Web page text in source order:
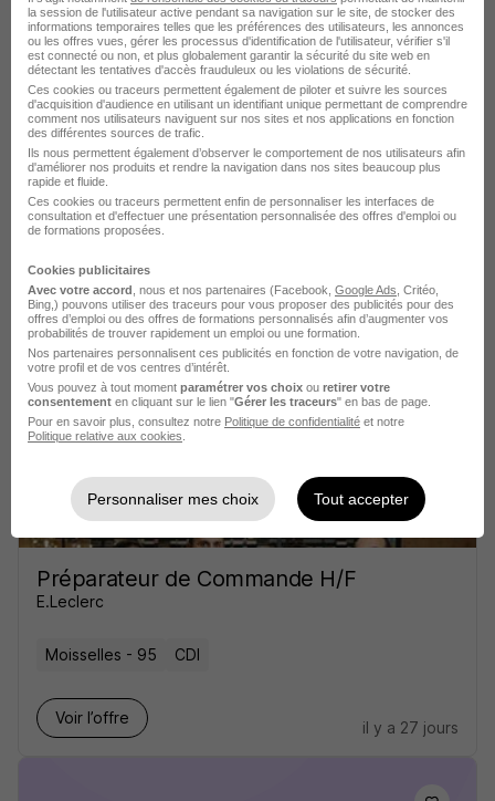
Brie-Comte-Robert - 77 CDI
Temps partiel
6 000 - 18 000 € / an
Voir l’offre
Nord est - Magasinier - Creil H/F
Saint Maclou
Saint-Maximin - 60 CDI 22 200 - 25 000 € / an
Voir l’offre
Préparateur de Commande H/F
E.Leclerc
Moisselles - 95 CDI
Voir l’offre
il y a 27 jours
la session de l'utilisateur active pendant sa navigation sur le site, de stocker des
informations temporaires telles que les préférences des utilisateurs, les annonces
ou les offres vues, gérer les processus d'identification de l'utilisateur, vérifier s'il
est connecté ou non, et plus globalement garantir la sécurité du site web en
détectant les tentatives d'accès frauduleux ou les violations de sécurité.
Ces cookies ou traceurs permettent également de piloter et suivre les sources
d'acquisition d'audience en utilisant un identifiant unique permettant de comprendre
comment nos utilisateurs naviguent sur nos sites et nos applications en fonction
des différentes sources de trafic.
Ils nous permettent également d’observer le comportement de nos utilisateurs afin
d'améliorer nos produits et rendre la navigation dans nos sites beaucoup plus
rapide et fluide.
Ces cookies ou traceurs permettent enfin de personnaliser les interfaces de
consultation et d'effectuer une présentation personnalisée des offres d'emploi ou
de formations proposées.
Cookies publicitaires
Avec votre accord , nous et nos partenaires (Facebook, Google Ads , Critéo,
Bing,) pouvons utiliser des traceurs pour vous proposer des publicités pour des
offres d’emploi ou des offres de formations personnalisés afin d’augmenter vos
probabilités de trouver rapidement un emploi ou une formation.
Nos partenaires personnalisent ces publicités en fonction de votre navigation, de
votre profil et de vos centres d’intérêt.
Vous pouvez à tout moment paramétrer vos choix ou retirer votre
consentement en cliquant sur le lien "Gérer les traceurs" en bas de page.
Pour en savoir plus, consultez notre Politique de confidentialité et notre
Politique relative aux cookies
Personnaliser mes choix Tout accepter